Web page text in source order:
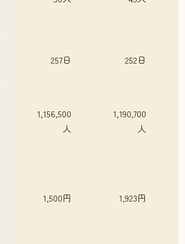
257日 252日
1,156,500
人
1,190,700
人
1,500円 1,923円